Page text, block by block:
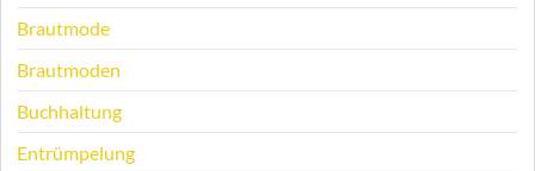
Brautmode
Brautmoden
Buchhaltung
Entrümpelung